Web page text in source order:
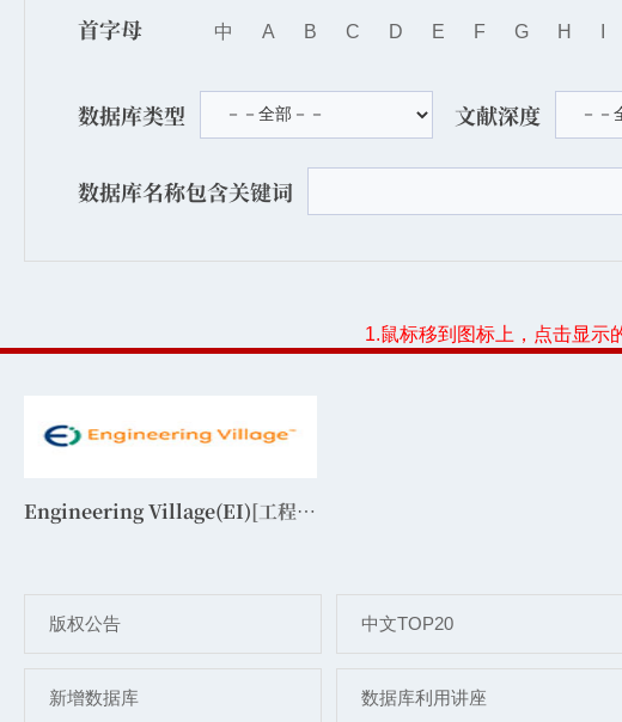
首字母 中 A B C D E F G H
数据库类型 文献深度
数据库名称包含关键词
1.鼠标移到图标上，点击显示
Engineering Village(EI)[工程索引网络版]
版权公告 中文TOP20
新增数据库 数据库利用讲座